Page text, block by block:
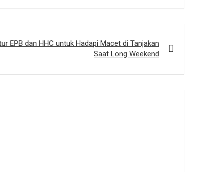
EPB dan HHC untuk Hadapi Macet di Tanjakan
Saat Long Weekend